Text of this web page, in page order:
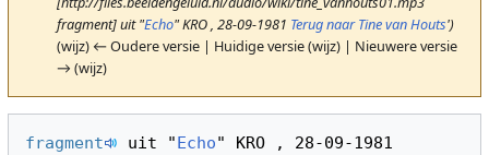
fragment] uit "Echo" KRO , 28-09-1981 Terug naar Tine van Houts')
(wijz) ← Oudere versie | Huidige versie (wijz) | Nieuwere versie
→ (wijz)
fragment uit "Echo